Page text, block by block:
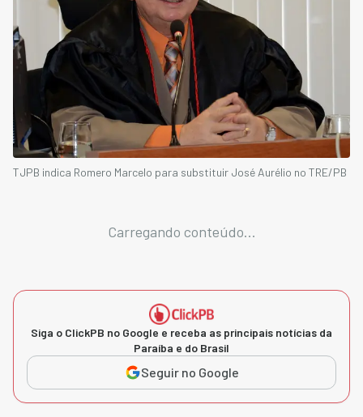
TJPB indica Romero Marcelo para substituir José Aurélio no TRE/PB
Carregando conteúdo...
Siga o ClickPB no Google e receba as principais notícias da
Paraíba e do Brasil
Seguir no Google